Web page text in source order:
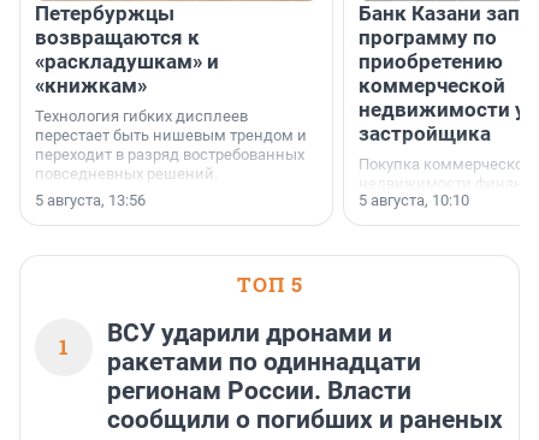
Петербуржцы
возвращаются к
«раскладушкам» и
«книжкам»
Технология гибких дисплеев
перестает быть нишевым трендом и
переходит в разряд востребованных
повседневных решений.
5 августа, 13:56
Банк Казани
программу по
приобретению
коммерческой
недвижимости у
застройщика
Покупка коммерческой
недвижимости
инструмент,
предпринимателей.
или готовый арендный
5 августа, 10:10
ТОП 5
1
ВСУ ударили дронами и
ракетами по одиннадцати
регионам России. Власти
сообщили о погибших и раненых